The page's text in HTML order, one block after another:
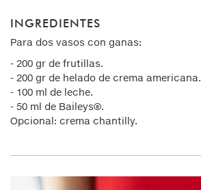
INGREDIENTES
Para dos vasos con ganas:
- 200 gr de frutillas.
- 200 gr de helado de crema americana.
- 100 ml de leche.
- 50 ml de Baileys®.
Opcional: crema chantilly.